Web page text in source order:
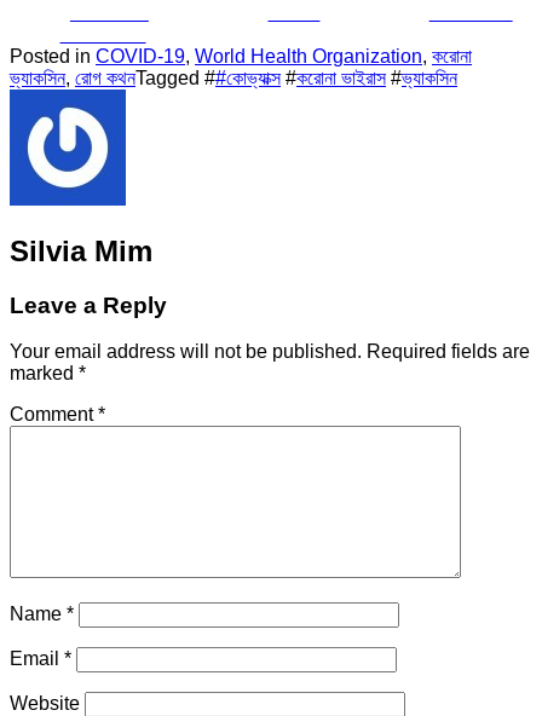
Posted in COVID-19, World Health Organization, করোনা
ভ্যাকসিন, রোগ কথনTagged ##কোভ্যাক্স#করোনা ভাইরাস#ভ্যাকসিন
Silvia Mim
Leave a Reply
Your email address will not be published. Required fields are
marked *
Comment*
Name *
Email *
Website